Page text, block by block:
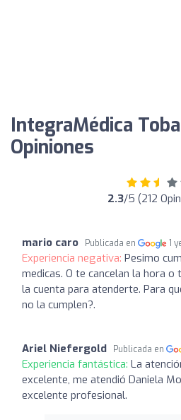
IntegraMédica
Opiniones
2.3/5 (212
mario caro Publicada en 1
Experiencia negativa: Pesimo
medicas. O te cancelan la hora o
la cuenta para atenderte. Para
no la cumplen?.
Ariel Niefergold Publicada en
Experiencia fantástica: La
excelente, me atendió Daniela
excelente profesional.